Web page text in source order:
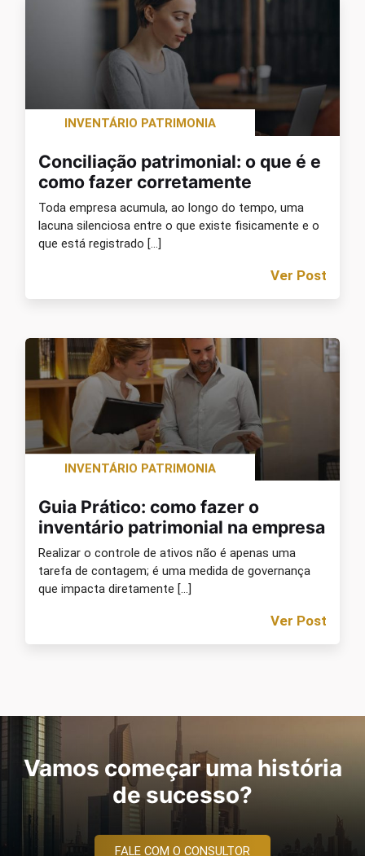
INVENTÁRIO PATRIMONIA
Conciliação patrimonial: o que é e
como fazer corretamente
Toda empresa acumula, ao longo do tempo, uma
lacuna silenciosa entre o que existe fisicamente e o
que está registrado […]
Ver Post
INVENTÁRIO PATRIMONIA
Guia Prático: como fazer o
inventário patrimonial na empresa
Realizar o controle de ativos não é apenas uma
tarefa de contagem; é uma medida de governança
que impacta diretamente […]
Ver Post
Vamos começar uma história
de sucesso?
FALE COM O CONSULTOR